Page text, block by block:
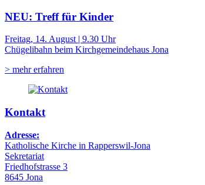
NEU: Treff für Kinder
Freitag, 14. August | 9.30 Uhr
Chügelibahn beim Kirchgemeindehaus Jona
> mehr erfahren
Kontakt
Adresse:
Katholische Kirche in Rapperswil-Jona
Sekretariat
Friedhofstrasse 3
8645 Jona